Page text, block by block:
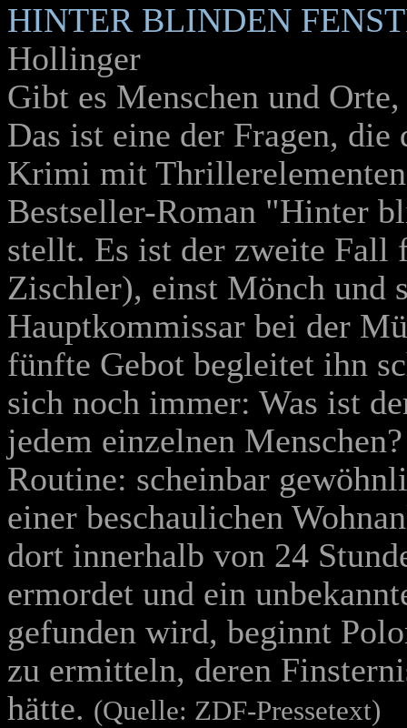
HINTER BLINDEN
Hollinger
Gibt es Menschen und
Das ist eine der Fragen,
Krimi mit
Bestseller-Roman "Hinter
stellt. Es ist der zweite Fall
Zischler), einst Mönch und
Hauptkommissar bei der
fünfte Gebot begleitet ihn
sich noch immer: Was ist
jedem einzelnen
Routine: scheinbar
einer beschaulichen
dort innerhalb von 24
ermordet und ein
gefunden wird, beginnt
zu ermitteln, deren
hätte. (Quelle: ZDF-Pressetext)